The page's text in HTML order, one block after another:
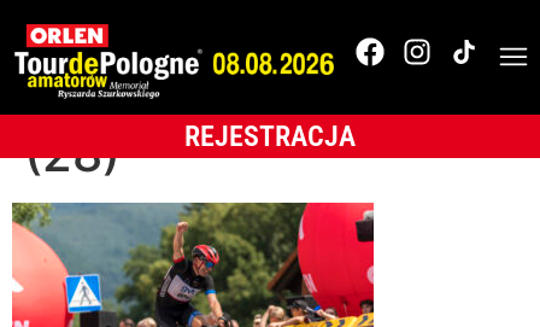
REJESTRACJA
OTdPA_K_23_fot.
Piotr Łabaziewicz
(28)